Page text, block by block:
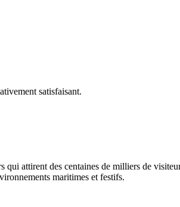
satisfaisant.
attirent des centaines de milliers de
maritimes et festifs.